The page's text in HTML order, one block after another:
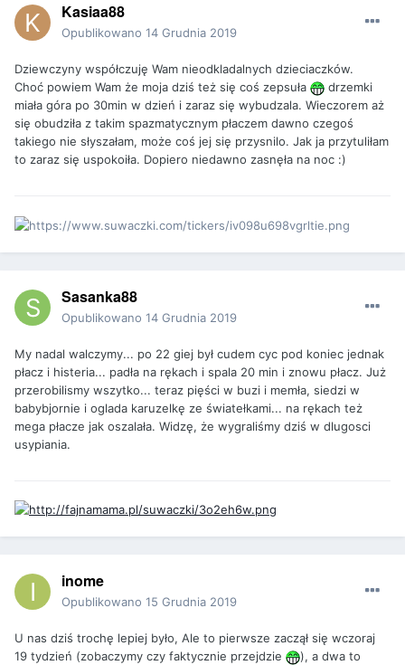
Kasiaa88
Opublikowano 14 Grudnia 2019
Dziewczyny współczuję Wam nieodkladalnych dzieciaczków.
Choć powiem Wam że moja dziś też się coś zepsuła
drzemki
miała góra po 30min w dzień i zaraz się wybudzala. Wieczorem aż
się obudziła z takim spazmatycznym płaczem dawno czegoś
takiego nie słyszałam, może coś jej się przysnilo. Jak ja przytuliłam
to zaraz się uspokoiła. Dopiero niedawno zasnęła na noc :)
Sasanka88
Opublikowano 14 Grudnia 2019
My nadal walczymy... po 22 giej był cudem cyc pod koniec jednak
płacz i histeria... padła na rękach i spala 20 min i znowu płacz. Już
przerobilismy wszytko... teraz pięści w buzi i memła, siedzi w
babybjornie i oglada karuzelkę ze światełkami... na rękach też
mega płacze jak oszalała. Widzę, że wygraliśmy dziś w dlugosci
usypiania.
inome
Opublikowano 15 Grudnia 2019
U nas dziś trochę lepiej było, Ale to pierwsze zaczął się wczoraj
19 tydzień (zobaczymy czy faktycznie przejdzie
), a dwa to